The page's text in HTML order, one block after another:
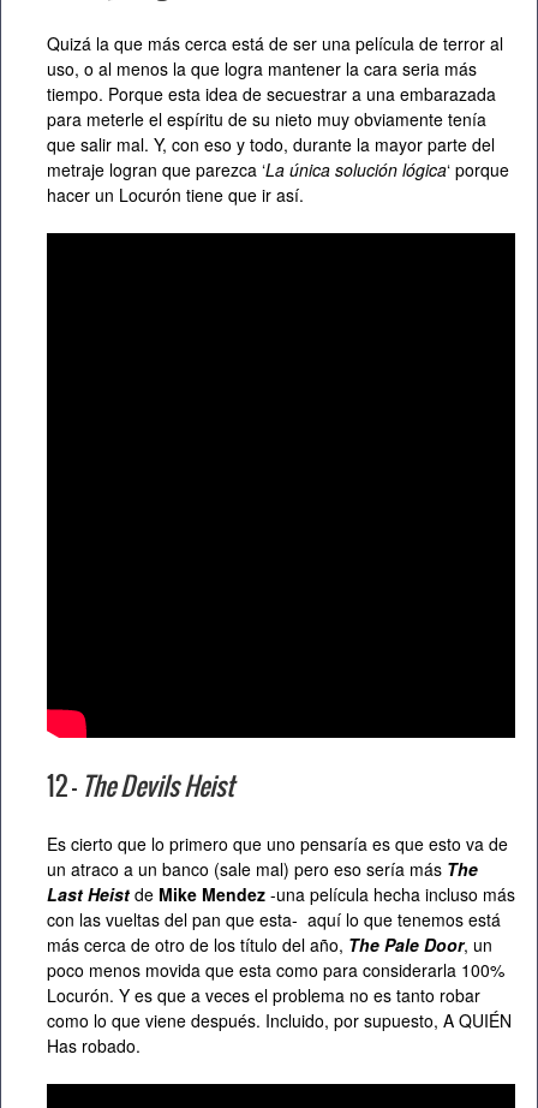
Quizá la que más cerca está de ser una película de terror al
uso, o al menos la que logra mantener la cara seria más
tiempo. Porque esta idea de secuestrar a una embarazada
para meterle el espíritu de su nieto muy obviamente tenía
que salir mal. Y, con eso y todo, durante la mayor parte del
metraje logran que parezca ‘La única solución lógica‘ porque
hacer un Locurón tiene que ir así.
12 – The Devils Heist
Es cierto que lo primero que uno pensaría es que esto va de
un atraco a un banco (sale mal) pero eso sería más The
Last Heist de Mike Mendez -una película hecha incluso más
con las vueltas del pan que esta- aquí lo que tenemos está
más cerca de otro de los título del año, The Pale Door, un
poco menos movida que esta como para considerarla 100%
Locurón. Y es que a veces el problema no es tanto robar
como lo que viene después. Incluido, por supuesto, A QUIÉN
Has robado.